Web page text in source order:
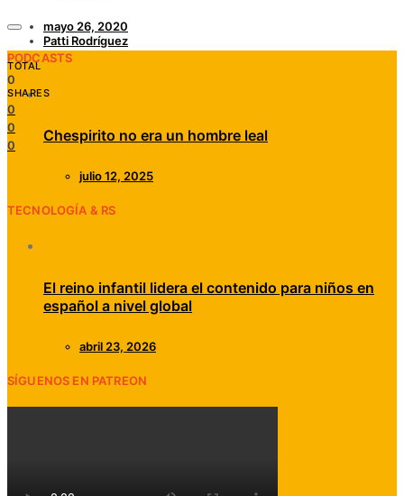
PODCASTS
Chespirito no era un hombre leal
julio 12, 2025
TECNOLOGÍA & RS
El reino infantil lidera el contenido para niños en
español a nivel global
abril 23, 2026
SÍGUENOS EN PATREON
mayo 26, 2020
Patti Rodríguez
TOTAL
0
SHARES
0
0
0